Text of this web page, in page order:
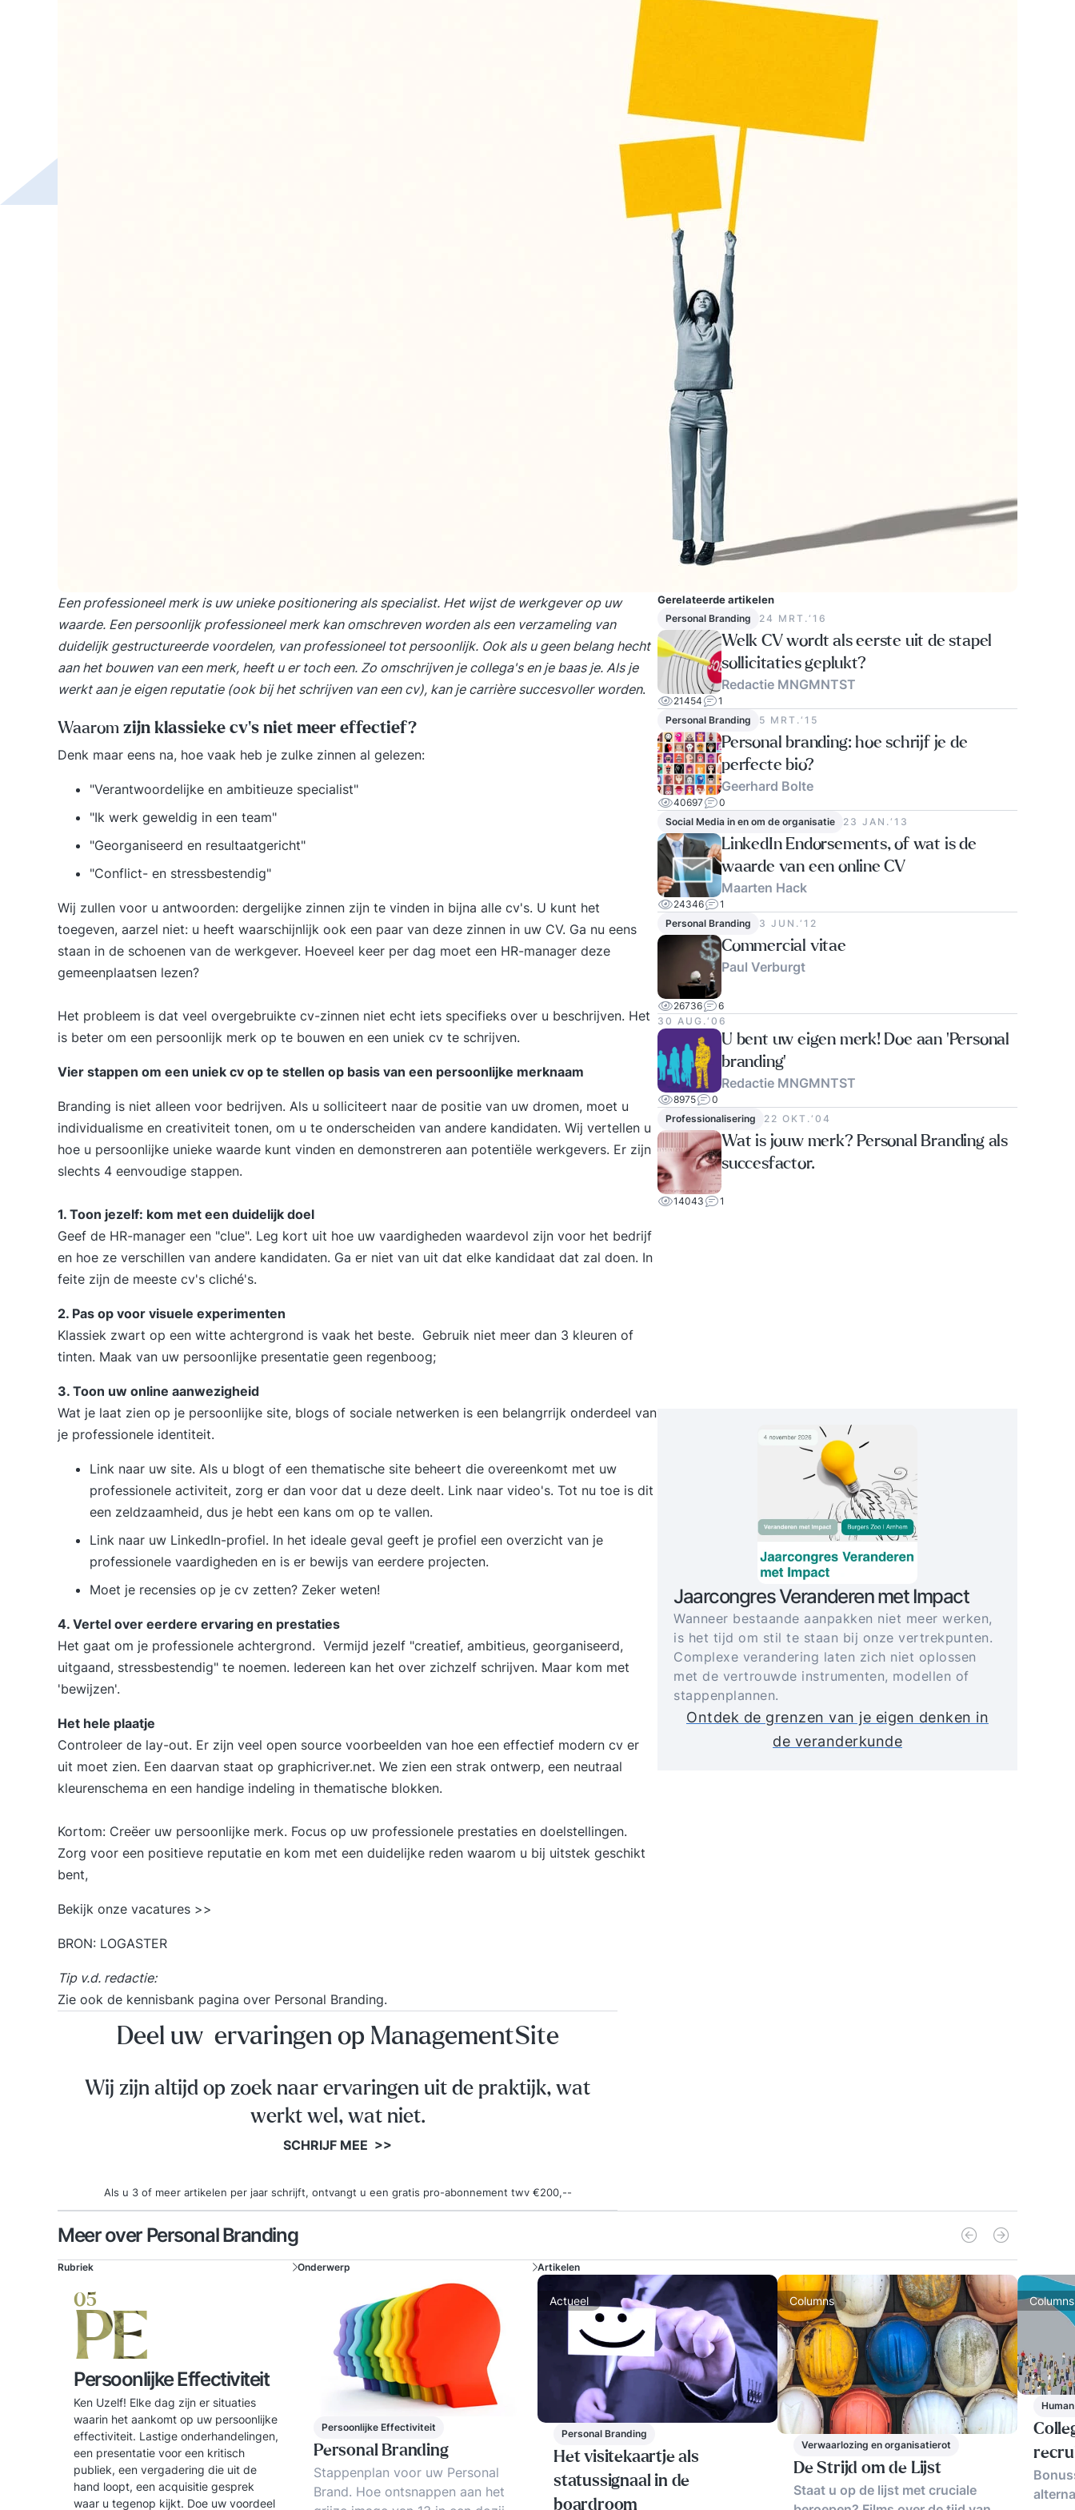
Een professioneel merk is uw unieke positionering als specialist. Het wijst de werkgever op uw
waarde. Een persoonlijk professioneel merk kan omschreven worden als een verzameling van
duidelijk gestructureerde voordelen, van professioneel tot persoonlijk. Ook als u geen belang hecht
aan het bouwen van een merk, heeft u er toch een. Zo omschrijven je collega's en je baas je. Als je
werkt aan je eigen reputatie (ook bij het schrijven van een cv), kan je carrière succesvoller worden.
Waarom zijn klassieke cv's niet meer effectief?
Denk maar eens na, hoe vaak heb je zulke zinnen al gelezen:
"Verantwoordelijke en ambitieuze specialist"
"Ik werk geweldig in een team"
"Georganiseerd en resultaatgericht"
"Conflict- en stressbestendig"
Wij zullen voor u antwoorden: dergelijke zinnen zijn te vinden in bijna alle cv's. U kunt het
toegeven, aarzel niet: u heeft waarschijnlijk ook een paar van deze zinnen in uw CV. Ga nu eens
staan in de schoenen van de werkgever. Hoeveel keer per dag moet een HR-manager deze
gemeenplaatsen lezen?
Het probleem is dat veel overgebruikte cv-zinnen niet echt iets specifieks over u beschrijven. Het
is beter om een persoonlijk merk op te bouwen en een uniek cv te schrijven.
Vier stappen om een uniek cv op te stellen op basis van een persoonlijke merknaam
Branding is niet alleen voor bedrijven. Als u solliciteert naar de positie van uw dromen, moet u
individualisme en creativiteit tonen, om u te onderscheiden van andere kandidaten. Wij vertellen u
hoe u persoonlijke unieke waarde kunt vinden en demonstreren aan potentiële werkgevers. Er zijn
slechts 4 eenvoudige stappen.
1. Toon jezelf: kom met een duidelijk doel
Geef de HR-manager een "clue". Leg kort uit hoe uw vaardigheden waardevol zijn voor het bedrijf
en hoe ze verschillen van andere kandidaten. Ga er niet van uit dat elke kandidaat dat zal doen. In
feite zijn de meeste cv's cliché's.
2. Pas op voor visuele experimenten
Klassiek zwart op een witte achtergrond is vaak het beste. Gebruik niet meer dan 3 kleuren of
tinten. Maak van uw persoonlijke presentatie geen regenboog;
3. Toon uw online aanwezigheid
Wat je laat zien op je persoonlijke site, blogs of sociale netwerken is een belangrrijk onderdeel van
je professionele identiteit.
Link naar uw site. Als u blogt of een thematische site beheert die overeenkomt met uw
professionele activiteit, zorg er dan voor dat u deze deelt. Link naar video's. Tot nu toe is dit
een zeldzaamheid, dus je hebt een kans om op te vallen.
Link naar uw LinkedIn-profiel. In het ideale geval geeft je profiel een overzicht van je
professionele vaardigheden en is er bewijs van eerdere projecten.
Moet je recensies op je cv zetten? Zeker weten!
4. Vertel over eerdere ervaring en prestaties
Het gaat om je professionele achtergrond. Vermijd jezelf "creatief, ambitieus, georganiseerd,
uitgaand, stressbestendig" te noemen. Iedereen kan het over zichzelf schrijven. Maar kom met
'bewijzen'.
Het hele plaatje
Controleer de lay-out. Er zijn veel open source voorbeelden van hoe een effectief modern cv er
uit moet zien. Een daarvan staat op graphicriver.net. We zien een strak ontwerp, een neutraal
kleurenschema en een handige indeling in thematische blokken.
Kortom: Creëer uw persoonlijke merk. Focus op uw professionele prestaties en doelstellingen.
Zorg voor een positieve reputatie en kom met een duidelijke reden waarom u bij uitstek geschikt
bent,
Bekijk onze vacatures >>
BRON: LOGASTER
Tip v.d. redactie:
Zie ook de kennisbank pagina over Personal Branding.
Gerelateerde artikelen
Personal Branding 24 MRT.‘16
Welk CV wordt als eerste uit de stapel
sollicitaties geplukt?
Redactie MNGMNTST
21454
1
Personal Branding
5 MRT.‘15
Personal branding: hoe schrijf je de
perfecte bio?
Geerhard Bolte
40697
0
Social Media in en om de organisatie
23 JAN.‘13
LinkedIn Endorsements, of wat is de
waarde van een online CV
Maarten Hack
24346
1
Personal Branding
3 JUN.‘12
Commercial vitae
Paul Verburgt
26736
6
30 AUG.‘06
U bent uw eigen merk! Doe aan 'Personal
branding'
Redactie MNGMNTST
8975
0
Professionalisering
22 OKT.‘04
Wat is jouw merk? Personal Branding als
succesfactor.
14043 1
Jaarcongres Veranderen met Impact
Wanneer bestaande aanpakken niet meer werken,
is het tijd om stil te staan bij onze vertrekpunten.
Complexe verandering laten zich niet oplossen
met de vertrouwde instrumenten, modellen of
stappenplannen.
Ontdek de grenzen van je eigen denken in
de veranderkunde
Deel uw ervaringen op ManagementSite
Wij zijn altijd op zoek naar ervaringen uit de praktijk, wat
werkt wel, wat niet.
SCHRIJF MEE >>
Als u 3 of meer artikelen per jaar schrijft, ontvangt u een gratis pro-abonnement twv €200,--
Meer over Personal Branding
Rubriek
05
PE
Persoonlijke Effectiviteit
Ken Uzelf! Elke dag zijn er situaties
waarin het aankomt op uw persoonlijke
effectiviteit. Lastige onderhandelingen,
een presentatie voor een kritisch
publiek, een vergadering die uit de
hand loopt, een acquisitie gesprek
waar u tegenop kijkt. Doe uw voordeel
Onderwerp
Persoonlijke Effectiviteit
Personal Branding
Stappenplan voor uw Personal
Brand. Hoe ontsnappen aan het
Artikelen
Actueel
Personal Branding
Het visitekaartje als
statussignaal in de
boardroom
Columns
Verwaarlozing en organisatierot
De Strijd om de Lijst
Staat u op de lijst met cruciale
Columns